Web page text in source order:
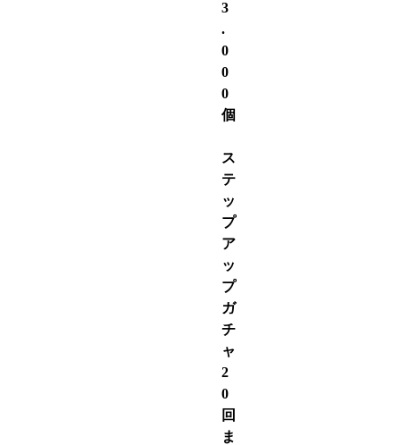
3
.
0
0
0
個
ス
テ
ッ
プ
ア
ッ
プ
ガ
チ
ャ
2
0
回
ま